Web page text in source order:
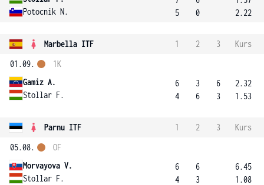
Potocnik N.
5
0
2.22
Marbella ITF 1 2 3
Kurs
01.09.
Gamiz A.
Stollar F.
1K
6
4
3
6
6
3
2.32
1.53
Parnu ITF 1 2 3
Kurs
05.08.
Morvayova V.
Stollar F.
OF
6
4
6
3
6.45
1.08